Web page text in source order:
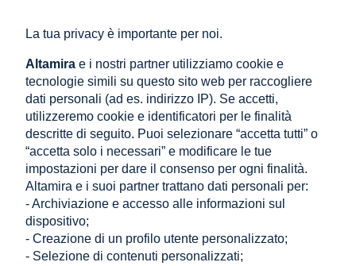
Garanzia e resi
↩️ Posso restituire un prodotto?
Non avete trovato la risposta?
La tua privacy è importante per noi.
Altamira e i nostri partner utilizziamo cookie e
tecnologie simili su questo sito web per raccogliere
dati personali (ad es. indirizzo IP). Se accetti,
utilizzeremo cookie e identificatori per le finalità
descritte di seguito. Puoi selezionare “accetta tutti” o
“accetta solo i necessari” e modificare le tue
impostazioni per dare il consenso per ogni finalità.
Altamira e i suoi partner trattano dati personali per:
- Archiviazione e accesso alle informazioni sul
dispositivo;
- Creazione di un profilo utente personalizzato;
- Selezione di contenuti personalizzati;